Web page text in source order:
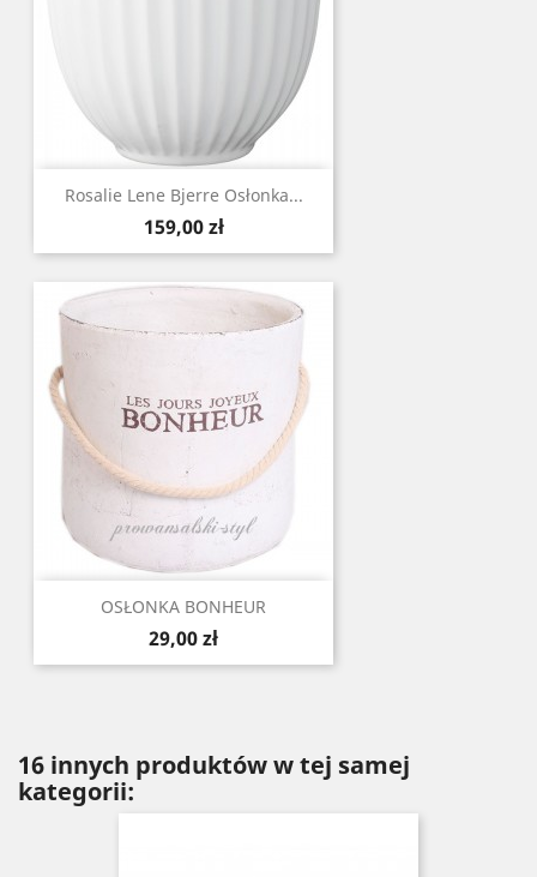
Rosalie Lene Bjerre Osłonka...
Cena
159,00 zł
OSŁONKA BONHEUR
Cena
29,00 zł
16 innych produktów w tej samej
kategorii: